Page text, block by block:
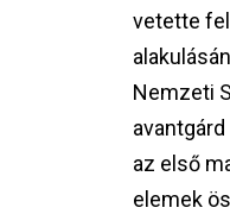
vetette
Nemzeti
az első
elemek